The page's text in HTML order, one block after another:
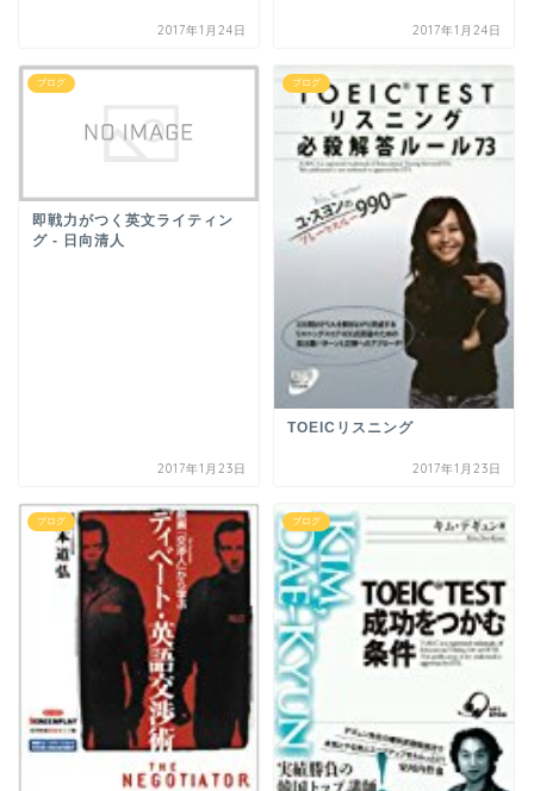
2017年1月24日 2017年1月24日
ブログ
即戦力がつく英文ライティン
グ - 日向清人
2017年1月23日
ブログ
TOEICリスニング
2017年1月23日
ブログ ブログ